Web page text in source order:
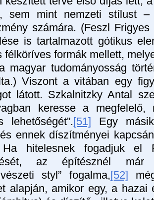
sem mint nemzeti stílust
számára. (Feszl
is tartalmazott gótikus
félköríves formák mellett,
magyar tudományosság
Viszont a vitában egy
látott. Szkalnitzky Antal
keresse a megfelelő,
lehetőségét”.[51] Egy
és ennek díszítményei
hitelesnek fogadjuk el
az építésznél már
styl” fogalma,[52]
alapján, amikor egy, a hazai